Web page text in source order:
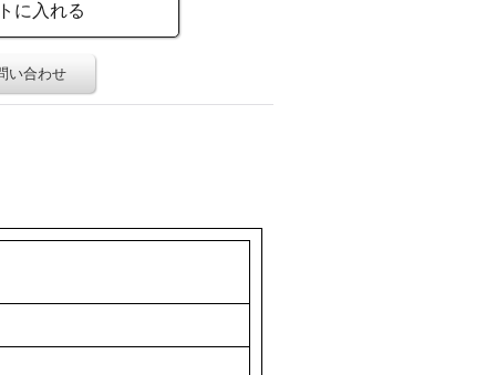
い合わせ